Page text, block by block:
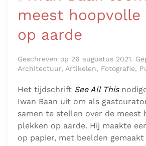
meest hoopvolle
op aarde
Geschreven op 26 augustus 2021.
Architectuur, Artikelen, Fotografie,
Het tijdschrift See All This
Iwan Baan uit om als
samen te stellen over de meest
plekken op aarde. Hij maakte
op papier, met beelden